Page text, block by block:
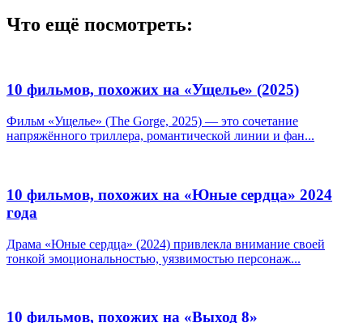
Что ещё посмотреть:
10 фильмов, похожих на «Ущелье» (2025)
Фильм «Ущелье» (The Gorge, 2025) — это сочетание
напряжённого триллера, романтической линии и фан...
10 фильмов, похожих на «Юные сердца» 2024
года
Драма «Юные сердца» (2024) привлекла внимание своей
тонкой эмоциональностью, уязвимостью персонаж...
10 фильмов, похожих на «Выход 8»